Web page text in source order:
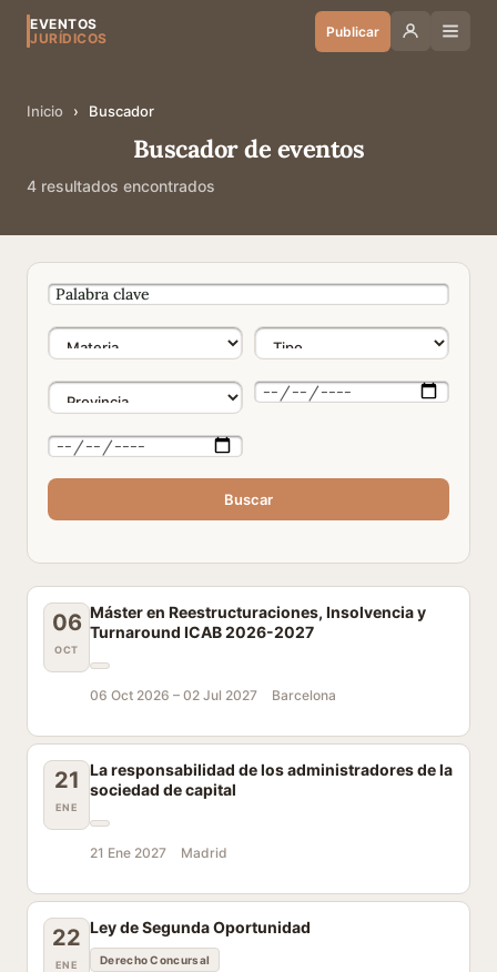
EVENTOS
JURÍDICOS
Publicar
Inicio › Buscador
Buscador de eventos
4 resultados encontrados
Buscar
06
OCT
Máster en Reestructuraciones, Insolvencia y
Turnaround ICAB 2026-2027
06 Oct 2026 – 02 Jul 2027 Barcelona
21
ENE
La responsabilidad de los administradores de la
sociedad de capital
21 Ene 2027 Madrid
22
ENE
Ley de Segunda Oportunidad
Derecho Concursal